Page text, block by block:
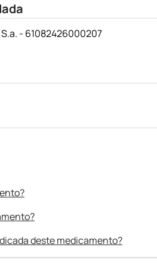
8º protetor solar
- 61082426000207
deste medicamento?